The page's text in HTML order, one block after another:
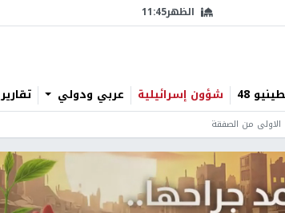
الظهر11:45
48 شؤون إسرائيلية عربي ودولي تقارير
الاولى من الصفقة